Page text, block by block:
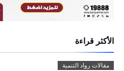
الأكثر قراءة
مقالات رواد التنمية